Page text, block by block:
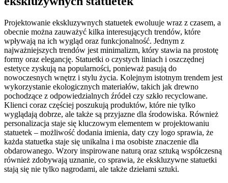
Projektowanie ekskluzywnych statuetek ewoluuje wraz z czasem, a
obecnie można zauważyć kilka interesujących trendów, które
wpływają na ich wygląd oraz funkcjonalność. Jednym z
najważniejszych trendów jest minimalizm, który stawia na prostotę
formy oraz elegancję. Statuetki o czystych liniach i oszczędnej
estetyce zyskują na popularności, ponieważ pasują do
nowoczesnych wnętrz i stylu życia. Kolejnym istotnym trendem jest
wykorzystanie ekologicznych materiałów, takich jak drewno
pochodzące z odpowiedzialnych źródeł czy szkło recyclowane.
Klienci coraz częściej poszukują produktów, które nie tylko
wyglądają dobrze, ale także są przyjazne dla środowiska. Również
personalizacja staje się kluczowym elementem w projektowaniu
statuetek – możliwość dodania imienia, daty czy logo sprawia, że
każda statuetka staje się unikalna i ma osobiste znaczenie dla
obdarowanego. Wzory inspirowane naturą oraz sztuką współczesną
również zdobywają uznanie, co sprawia, że ekskluzywne statuetki
stają się nie tylko nagrodami, ale także dziełami sztuki.